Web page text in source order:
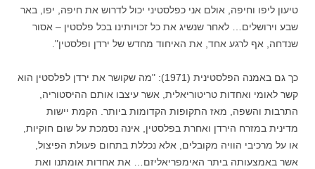
טיעון ליפו וחיפה, אולם אני כפלסטיני יכול לדרוש את חיפה, יפו, באר
שבע וירושלים… לאחר שנשיג את כל זכויותינו בכל פלסטין – אסור
שנדחה, אף לרגע אחד, את האיחוד מחדש של ירדן ופלסטין".
כך גם באמנה הפלסטינית (1971): "מה שקושר את ירדן לפלסטין הוא
קשר לאומי ואחדות טריטוריאלית, אשר עיצבו אותם ההיסטוריה,
התרבות והשפה, מאז התקופות הקדומות ביותר. הקמת יישות
מדינית במזרח הירדן ואחרת בפלסטין, אינה נסמכת על שום חוקיות,
או על מרכיבי הוויה מקובלים, אלא נכללת בתחום פעולת הפיצול,
אשר באמצעותה ביתר האימפריאליזם… את אחדות אומתנו ואת